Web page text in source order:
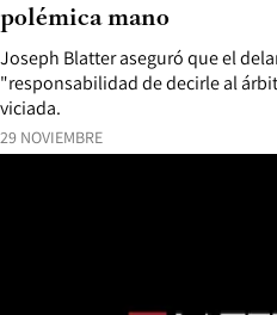
29 NOVIEMBRE
Joseph Blatter aseguró que el
"responsabilidad de decirle al
viciada.
polémica mano